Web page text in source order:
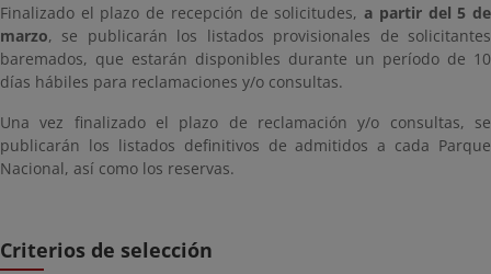
Finalizado el plazo de recepción de solicitudes,a partir del 5 de
marzo, se publicarán los listados provisionales de solicitantes
baremados, que estarán disponibles durante un período de 10
días hábiles para reclamaciones y/o consultas.
Una vez finalizado el plazo de reclamación y/o consultas, se
publicarán los listados definitivos de admitidos a cada Parque
Nacional, así como los reservas.
Criterios de selección